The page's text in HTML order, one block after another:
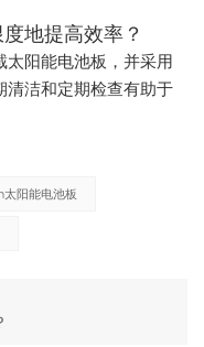
地提高效率？
阳能电池板，并采用
清洁和定期检查有助于
阳能电池板